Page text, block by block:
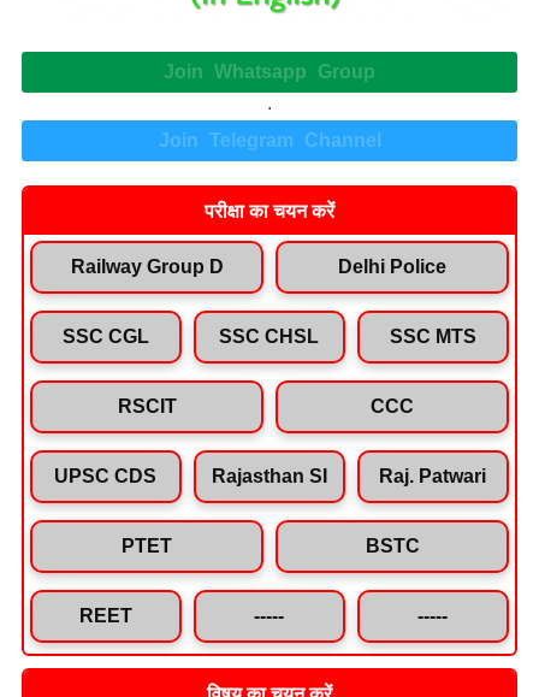
Join Whatsapp Group
.
Join Telegram Channel
परीक्षा का चयन करें
Railway Group D Delhi Police
SSC CGL SSC CHSL SSC MTS
RSCIT CCC
UPSC CDS Rajasthan SI Raj. Patwari
PTET BSTC
REET ----- -----